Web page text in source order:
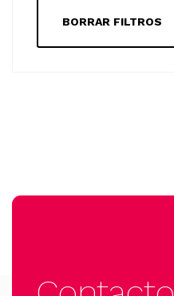
BORRAR FILTROS